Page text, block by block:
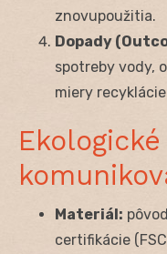
znovupoužitia.
Dopady
spotreby vody,
miery
Materiál:
certifikácie